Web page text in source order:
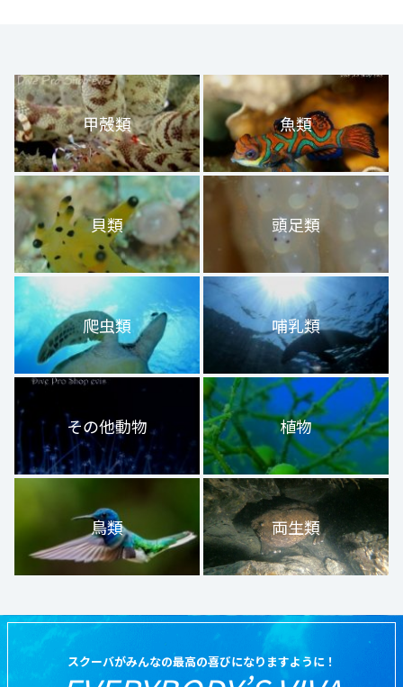
甲殻類 魚類
貝類 頭足類
爬虫類 哺乳類
その他動物 植物
鳥類 両生類
スクーバがみんなの最高の喜びになりますように！